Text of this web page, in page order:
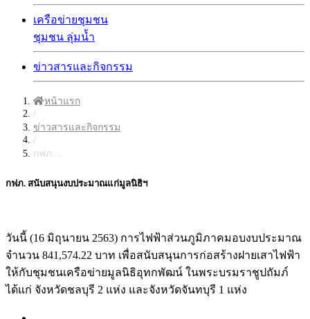
เครือข่ายชุมชน
ชุมชน ลุ่มน้ำ
ข่าวสารและกิจกรรม
หน้าแรก
/
ข่าวสารและกิจกรรม
/
กฟภ....
กฟภ. สนับสนุนงบประมาณแก่มูลนิธิฯ
วันนี้ (16 มิถุนายน 2563) การไฟฟ้าส่วนภูมิภาคมอบงบประมาณ
จำนวน 841,574.22 บาท เพื่อสนับสนุนการก่อสร้างฝายเสาไฟฟ้า
ให้กับชุมชนเครือข่ายมูลนิธิอุทกพัฒน์ ในพระบรมราชูปถัมภ์
ได้แก่ จังหวัดชลบุรี 2 แห่ง และจังหวัดจันทบุรี 1 แห่ง